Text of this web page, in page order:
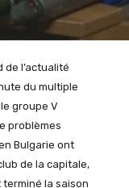
de l’actualité
du multiple
groupe V
problèmes
Bulgarie ont
de la capitale,
la saison